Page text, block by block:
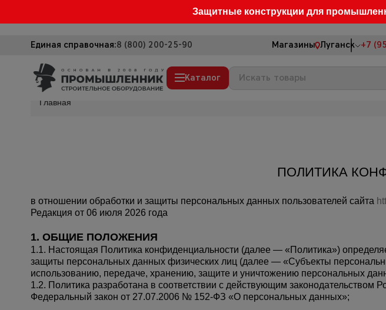
Защитные конструкции для
Единая справочная:8 (800) 200-25-90 Магазины Луганск +7
Каталог
Строительные подъемники
Грузоподъемное оборудование
Мусоропровод строительный
Фанера ламинированная
Опалубка
Вибротехника для строительства
Главная
ПОЛИТИКА
в отношении обработки и защиты персональных данных пользователей сайта
Редакция от 06 июля 2026 года
1. ОБЩИЕ ПОЛОЖЕНИЯ
1.1. Настоящая Политика конфиденциальности (далее — «Политика»)
защиты персональных данных физических лиц (далее — «Субъекты
использованию, передаче, хранению, защите и уничтожению персональных
1.2. Политика разработана в соответствии с действующим законодательством
Федеральный закон от 27.07.2006 № 152-ФЗ «О персональных данных»;